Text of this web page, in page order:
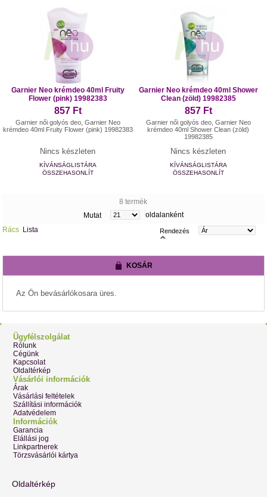
Garnier Neo krémdeo 40ml Fruity
Flower (pink) 19982383
857 Ft
Garnier női golyós deo, Garnier Neo
krémdeo 40ml Fruity Flower (pink) 19982383
Nincs készleten
KÍVÁNSÁGLISTÁRA
ÖSSZEHASONLÍT
Garnier Neo krémdeo 40ml Shower
Clean (zöld) 19982385
857 Ft
Garnier női golyós deo, Garnier Neo
krémdeo 40ml Shower Clean (zöld)
19982385
Nincs készleten
KÍVÁNSÁGLISTÁRA
ÖSSZEHASONLÍT
8 termék
Mutat
oldalanként
Rács Lista Rendezés
KOSÁR
Az Ön bevásárlókosara üres.
Ügyfélszolgálat
Rólunk
Cégünk
Kapcsolat
Oldaltérkép
Vásárlói információk
Árak
Vásárlási feltételek
Szállítási információk
Adatvédelem
Információk
Garancia
Elállási jog
Linkpartnerek
Törzsvásárlói kártya
Oldaltérkép